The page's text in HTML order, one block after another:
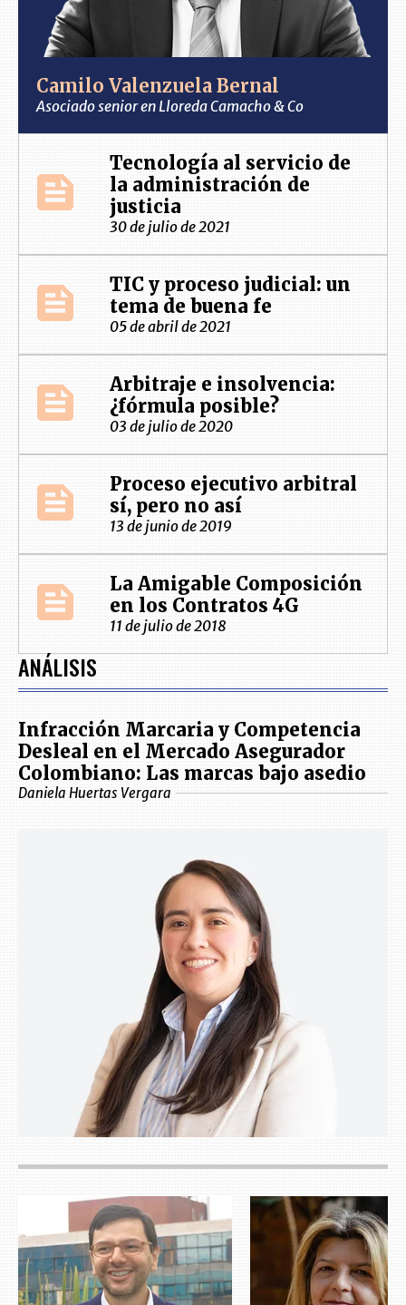
Camilo Valenzuela Bernal
Asociado senior en Lloreda Camacho & Co
Tecnología al servicio de
la administración de
justicia
30 de julio de 2021
TIC y proceso judicial: un
tema de buena fe
05 de abril de 2021
Arbitraje e insolvencia:
¿fórmula posible?
03 de julio de 2020
Proceso ejecutivo arbitral
sí, pero no así
13 de junio de 2019
La Amigable Composición
en los Contratos 4G
11 de julio de 2018
ANÁLISIS
Infracción Marcaria y Competencia
Desleal en el Mercado Asegurador
Colombiano: Las marcas bajo asedio
Daniela Huertas Vergara